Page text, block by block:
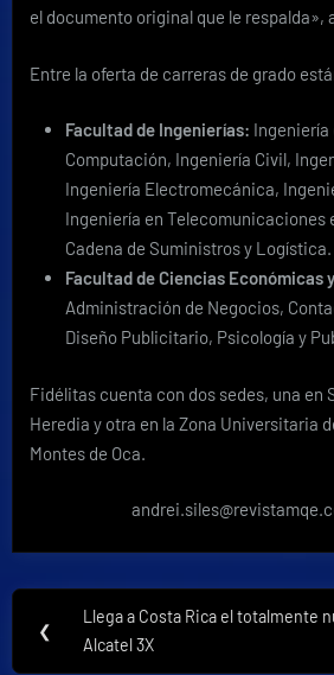
el documento original que le respalda»,
Entre la oferta de carreras de grado
Facultad de Ingenierías: Ingeniería
Computación, Ingeniería Civil,
Ingeniería Electromecánica,
Ingeniería en Telecomunicaciones
Cadena de Suministros y Logística.
Facultad de Ciencias Económicas
Administración de Negocios,
Diseño Publicitario, Psicología y
Fidélitas cuenta con dos sedes, una en
Heredia y otra en la Zona Universitaria
Montes de Oca.
Navegación
de
❮
Previous
Post:
Llega a Costa Rica el totalmente
Alcatel 3X